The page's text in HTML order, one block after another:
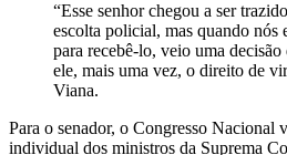
“Esse senhor chegou a ser
escolta policial, mas quando nós
para recebê-lo, veio uma
ele, mais uma vez, o direito de
Viana.
Para o senador, o Congresso Nacional
individual dos ministros da Suprema